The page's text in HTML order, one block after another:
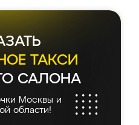
ТАКСИ
САЛОНА
Москвы и
области!